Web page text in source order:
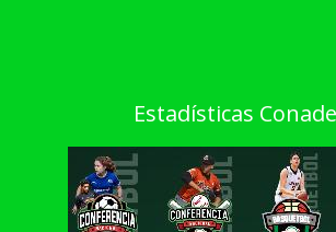
Estadísticas